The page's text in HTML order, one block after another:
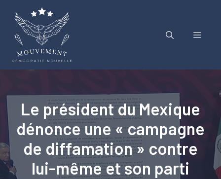
contenu
Menu
Le président du Mexique
dénonce une « campagne
de diffamation » contre
lui-même et son parti